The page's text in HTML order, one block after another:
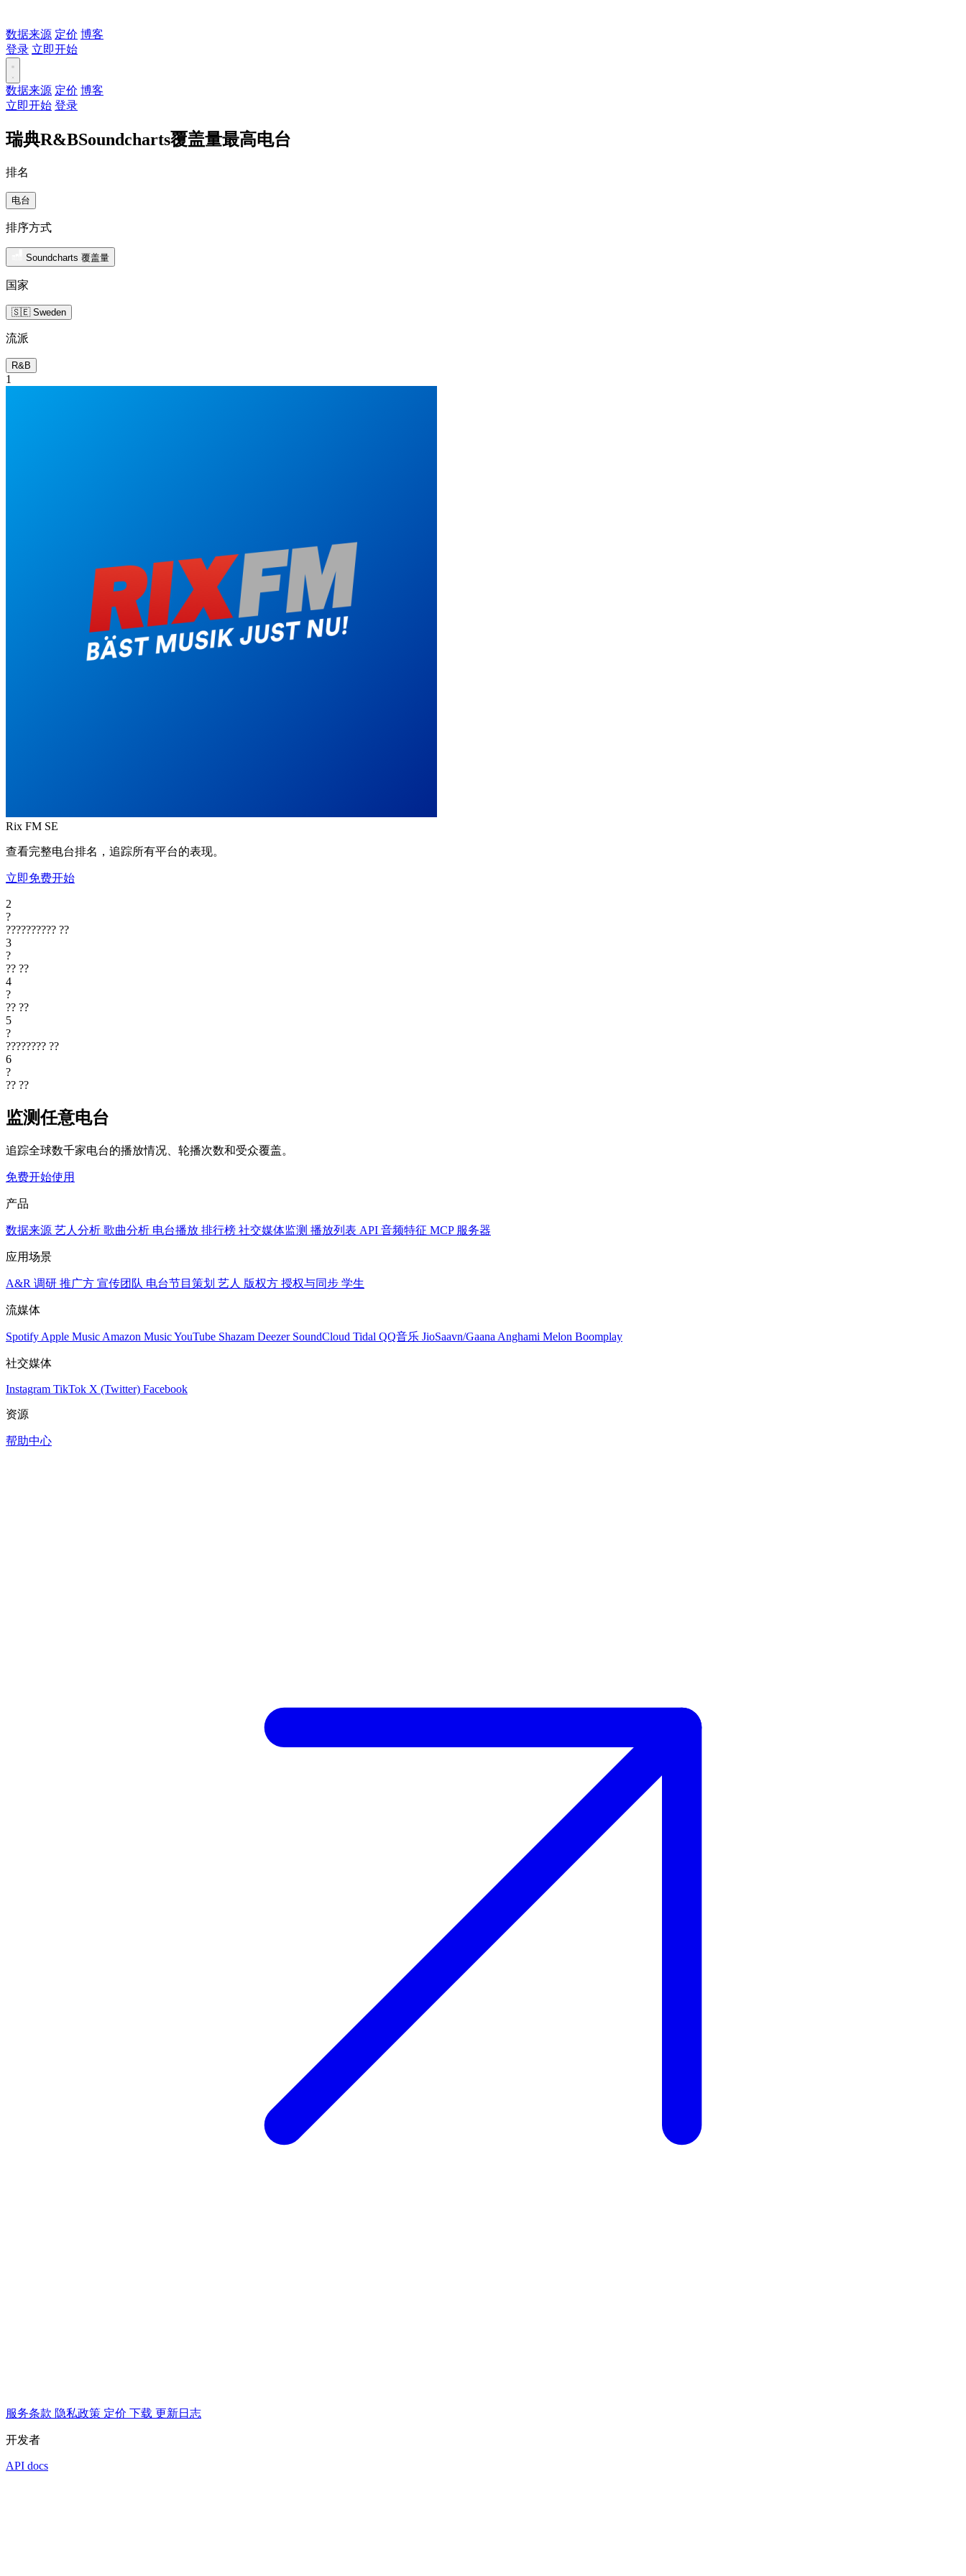
数据来源 定价 博客
登录 立即开始
数据来源 定价 博客
立即开始 登录
瑞典R&BSoundcharts覆盖量最高电台
排名
电台
排序方式
Soundcharts 覆盖量
国家
🇸🇪 Sweden
流派
R&B
1
Rix FM SE
查看完整电台排名，追踪所有平台的表现。
立即免费开始
2
?
?????????? ??
3
?
?? ??
4
?
?? ??
5
?
???????? ??
6
?
?? ??
监测任意电台
追踪全球数千家电台的播放情况、轮播次数和受众覆盖。
免费开始使用
产品
数据来源 艺人分析 歌曲分析 电台播放 排行榜 社交媒体监测 播放列表 API 音频特征 MCP 服务器
应用场景
A&R 调研 推广方 宣传团队 电台节目策划 艺人 版权方 授权与同步 学生
流媒体
Spotify Apple Music Amazon MusicYouTube Shazam Deezer SoundCloud Tidal QQ音乐 JioSaavn/Gaana Anghami Melon Boomplay
社交媒体
Instagram TikTok X (Twitter) Facebook
资源
帮助中心
服务条款 隐私政策 定价 下载 更新日志
开发者
API docs